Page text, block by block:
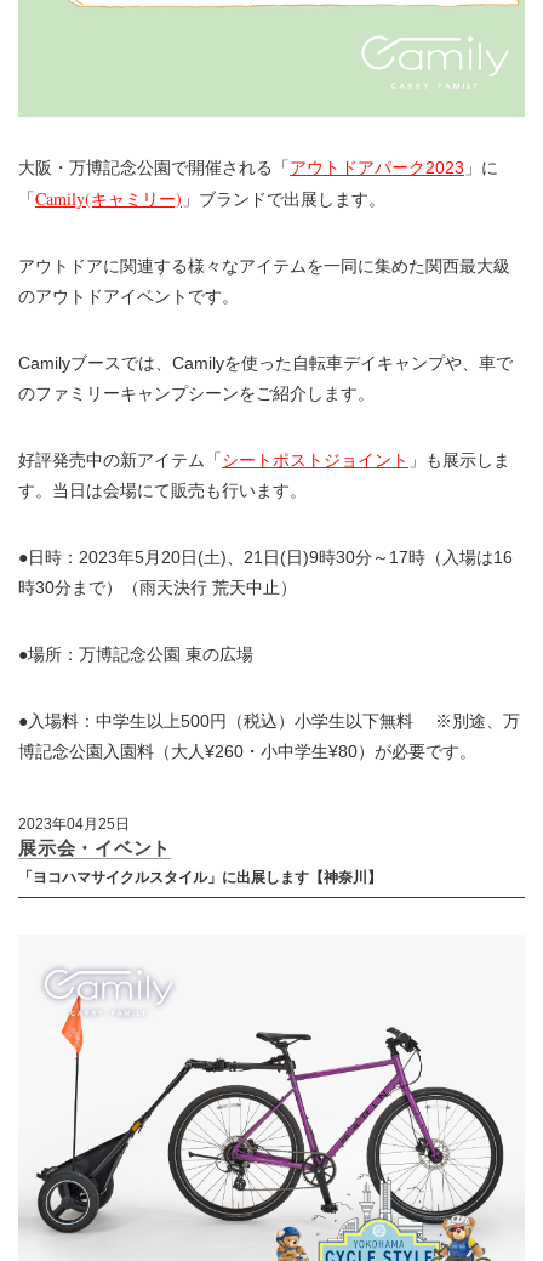
大阪・万博記念公園で開催される「アウトドアパーク2023 」に
「Camily(キャミリー) 」ブランドで出展します。
アウトドアに関連する様々なアイテムを一同に集めた関西最大級
のアウトドアイベントです。
Camilyブースでは、Camilyを使った自転車デイキャンプや、車で
のファミリーキャンプシーンをご紹介します。
好評発売中の新アイテム「シートポストジョイント 」も展示しま
す。当日は会場にて販売も行います。
●日時：2023年5月20日(土)、21日(日)9時30分～17時（入場は16
時30分まで）（雨天決行 荒天中止）
●場所：万博記念公園 東の広場
●入場料：中学生以上500円（税込）小学生以下無料 ※別途、万
博記念公園入園料（大人¥260・小中学生¥80）が必要です。
2023年04月25日
展示会・イベント
「ヨコハマサイクルスタイル」に出展します【神奈川】